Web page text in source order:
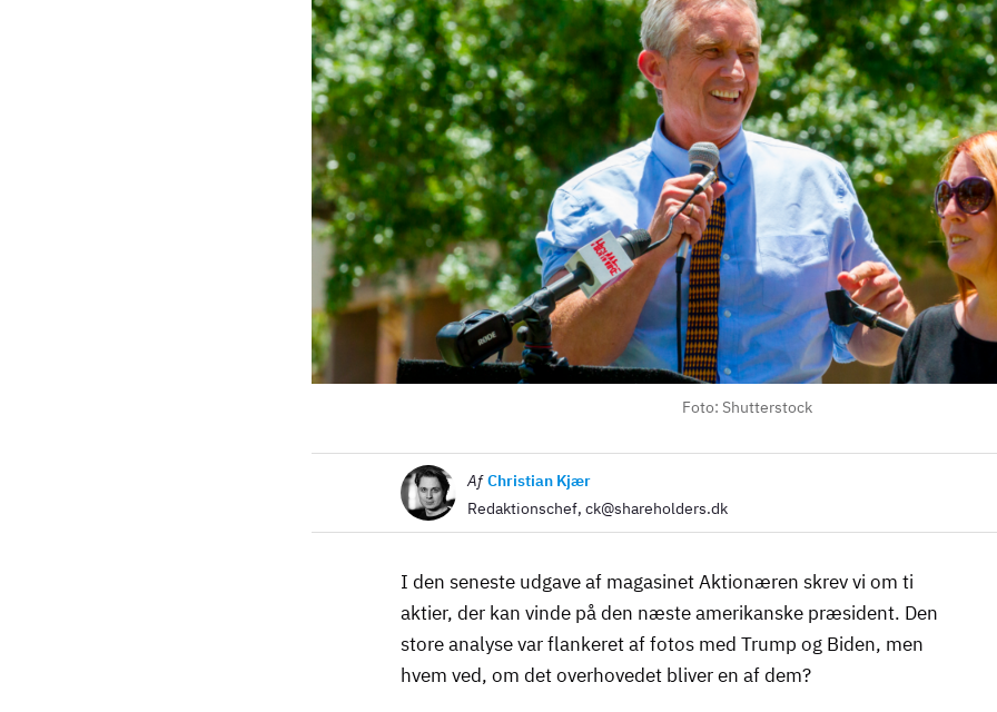
Foto: Shutterstock
Billede Af Christian Kjær
Redaktionschef, ck@shareholders.dk
I den seneste udgave af magasinet Aktionæren skrev vi om ti
aktier, der kan vinde på den næste amerikanske præsident. Den
store analyse var flankeret af fotos med Trump og Biden, men
hvem ved, om det overhovedet bliver en af dem?